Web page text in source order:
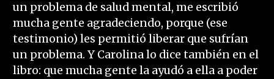
un problema de salud mental, me escribió
mucha gente agradeciendo, porque (ese
testimonio) les permitió liberar que sufrían
un problema. Y Carolina lo dice también en el
libro: que mucha gente la ayudó a ella a poder